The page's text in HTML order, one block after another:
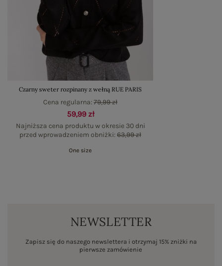
Czarny sweter rozpinany z wełną RUE PARIS
59,99 zł
Najniższa cena produktu w okresie 30 dni
przed wprowadzeniem obniżki:63,99 zł
Cena regularna:79,99 zł
One size
NEWSLETTER
Zapisz się do naszego newslettera i otrzymaj 15% zniżki na
pierwsze zamówienie